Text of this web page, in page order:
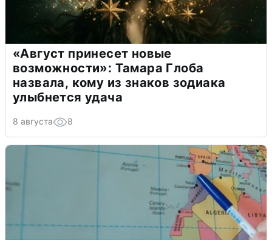
«Август принесет новые
возможности»: Тамара Глоба
назвала, кому из знаков зодиака
улыбнется удача
8 августа 8